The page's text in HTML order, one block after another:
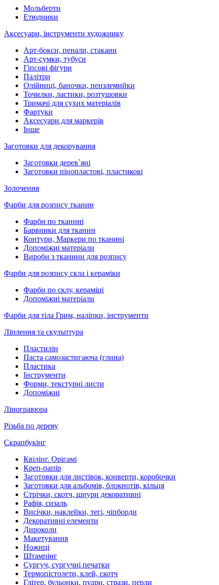
Мольберти
Етюдники
Аксесуари, інструменти художнику
Арт-бокси, пенали, стакани
Арт-сумки, тубуси
Гіпсові фігури
Палітри
Олійниці, баночки, пензлемийки
Точилки, ластики, розтушовки
Тримачі для сухих матеріалів
Фартуки
Аксесуари для маркерів
Інше
Заготовки для декорування
Заготовки дерев`яні
Заготовки пінопластові, пластикові
Золочення
Фарби для розпису тканин
Фарби по тканині
Барвники для тканин
Контури, Маркери по тканині
Допоміжні матеріали
Вироби з тканини для розпису
Фарби для розпису скла і кераміки
Фарби по склу, кераміці
Допоміжні матеріали
Фарби для тіла Грим, наліпки, інструменти
Ліплення та скульптура
Пластилін
Паста самозастигаюча (глина)
Пластика
Інструменти
Форми, текстурні листи
Допоміжні
Ліногравюра
Різьба по дереву
Скрапбукінг
Квілінг. Орігамі
Креп-папір
Заготовки для листівок, конверти, коробочки
Заготовки для альбомів, блокнотів, кільця
Стрічки, скотч, шнури декоративні
Рафія, сизаль
Висічки, наклейки, тегі, чіпборди
Декоративні елементи
Дироколи
Макетування
Ножиці
Штампінг
Сургуч, сургучні печатки
Термопістолети, клей, скотч
Глітер, бульонки, пудри, стрази, перли